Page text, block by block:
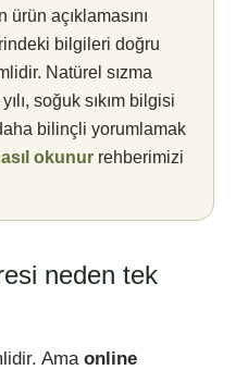
ürün açıklamasını
bilgileri doğru
Natürel sızma
soğuk sıkım bilgisi
bilinçli yorumlamak
okunur rehberimizi
neden tek
Ama online